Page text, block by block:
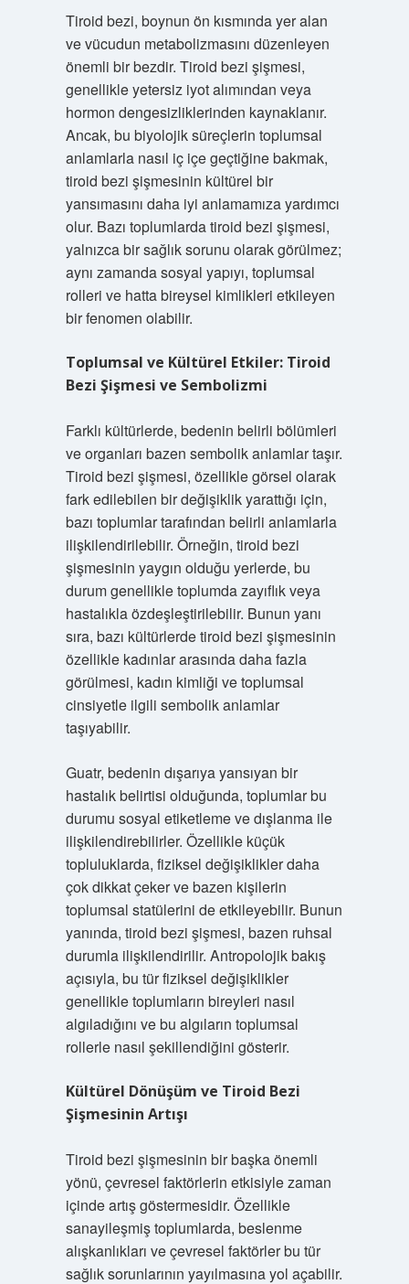
Tiroid bezi, boynun ön kısmında yer alan
ve vücudun metabolizmasını düzenleyen
önemli bir bezdir. Tiroid bezi şişmesi,
genellikle yetersiz iyot alımından veya
hormon dengesizliklerinden kaynaklanır.
Ancak, bu biyolojik süreçlerin toplumsal
anlamlarla nasıl iç içe geçtiğine bakmak,
tiroid bezi şişmesinin kültürel bir
yansımasını daha iyi anlamamıza yardımcı
olur. Bazı toplumlarda tiroid bezi şişmesi,
yalnızca bir sağlık sorunu olarak görülmez;
aynı zamanda sosyal yapıyı, toplumsal
rolleri ve hatta bireysel kimlikleri etkileyen
bir fenomen olabilir.
Toplumsal ve Kültürel Etkiler: Tiroid
Bezi Şişmesi ve Sembolizmi
Farklı kültürlerde, bedenin belirli bölümleri
ve organları bazen sembolik anlamlar taşır.
Tiroid bezi şişmesi, özellikle görsel olarak
fark edilebilen bir değişiklik yarattığı için,
bazı toplumlar tarafından belirli anlamlarla
ilişkilendirilebilir. Örneğin, tiroid bezi
şişmesinin yaygın olduğu yerlerde, bu
durum genellikle toplumda zayıflık veya
hastalıkla özdeşleştirilebilir. Bunun yanı
sıra, bazı kültürlerde tiroid bezi şişmesinin
özellikle kadınlar arasında daha fazla
görülmesi, kadın kimliği ve toplumsal
cinsiyetle ilgili sembolik anlamlar
taşıyabilir.
Guatr, bedenin dışarıya yansıyan bir
hastalık belirtisi olduğunda, toplumlar bu
durumu sosyal etiketleme ve dışlanma ile
ilişkilendirebilirler. Özellikle küçük
topluluklarda, fiziksel değişiklikler daha
çok dikkat çeker ve bazen kişilerin
toplumsal statülerini de etkileyebilir. Bunun
yanında, tiroid bezi şişmesi, bazen ruhsal
durumla ilişkilendirilir. Antropolojik bakış
açısıyla, bu tür fiziksel değişiklikler
genellikle toplumların bireyleri nasıl
algıladığını ve bu algıların toplumsal
rollerle nasıl şekillendiğini gösterir.
Kültürel Dönüşüm ve Tiroid Bezi
Şişmesinin Artışı
Tiroid bezi şişmesinin bir başka önemli
yönü, çevresel faktörlerin etkisiyle zaman
içinde artış göstermesidir. Özellikle
sanayileşmiş toplumlarda, beslenme
alışkanlıkları ve çevresel faktörler bu tür
sağlık sorunlarının yayılmasına yol açabilir.